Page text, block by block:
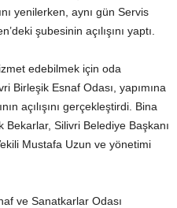
yenilerken, aynı gün Servis
şubesinin açılışını yaptı.
edebilmek için oda
Birleşik Esnaf Odası, yapımına
açılışını gerçekleştirdi. Bina
Bekarlar, Silivri Belediye Başkanı
Mustafa Uzun ve yönetimi
ve Sanatkarlar Odası